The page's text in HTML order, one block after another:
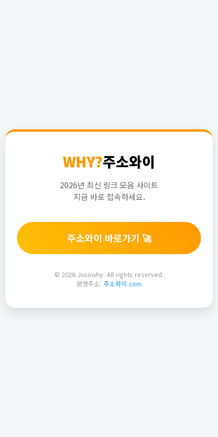
WHY?주소와이
2026년 최신 링크 모음 사이트
지금 바로 접속하세요.
주소와이 바로가기 🚀
© 2026 Jusowhy. All rights reserved.
평생주소: 주소와이.com